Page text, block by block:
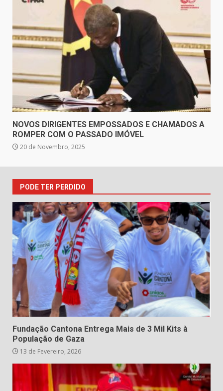
NOVOS DIRIGENTES EMPOSSADOS E CHAMADOS A
ROMPER COM O PASSADO IMÓVEL
20 de Novembro, 2025
PODE TER PERDIDO
Fundação Cantona Entrega Mais de 3 Mil Kits à
População de Gaza
13 de Fevereiro, 2026